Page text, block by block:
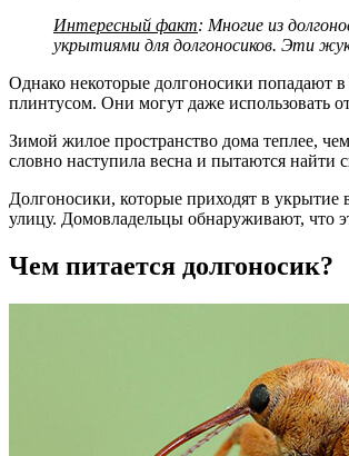
Интересный факт: Многие из
укрытиями для долгоносиков. Эти
Однако некоторые долгоносики попадают
плинтусом. Они могут даже использовать
Зимой жилое пространство дома теплее,
словно наступила весна и пытаются найти
Долгоносики, которые приходят в
улицу. Домовладельцы обнаруживают, что
Чем питается долгоносик?